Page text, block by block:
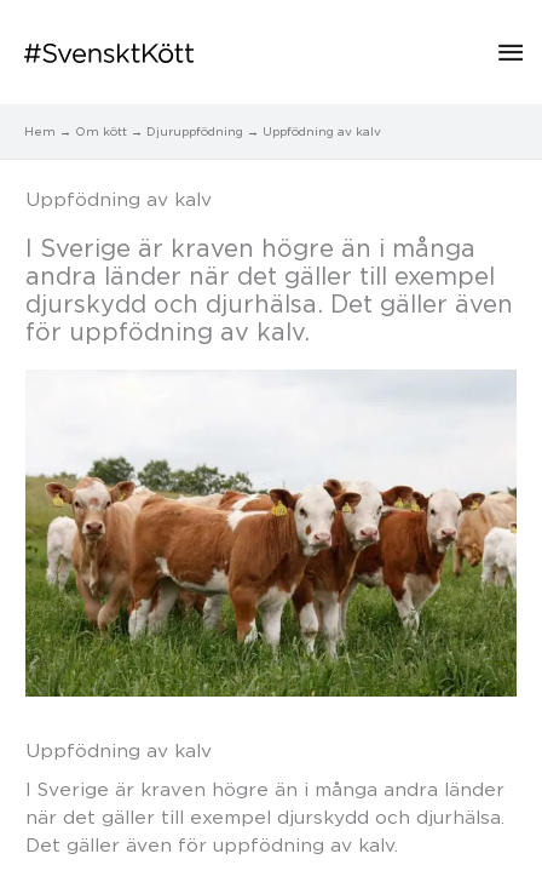
Hem Om kött Djuruppfödning Uppfödning av kalv
Uppfödning av kalv
I Sverige är kraven högre än i många
andra länder när det gäller till exempel
djurskydd och djurhälsa. Det gäller även
för uppfödning av kalv.
Uppfödning av kalv
I Sverige är kraven högre än i många andra länder
när det gäller till exempel djurskydd och djurhälsa.
Det gäller även för uppfödning av kalv.